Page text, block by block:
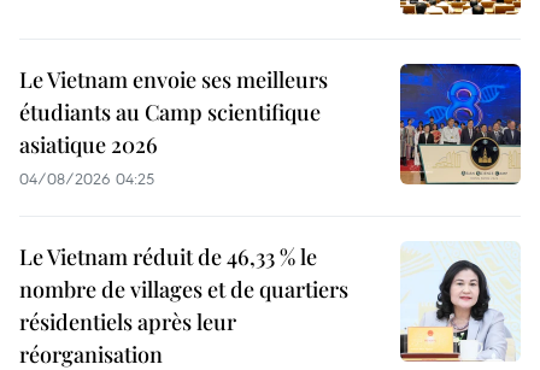
Le Vietnam envoie ses meilleurs
étudiants au Camp scientifique
asiatique 2026
04/08/2026 04:25
Le Vietnam réduit de 46,33 % le
nombre de villages et de quartiers
résidentiels après leur
réorganisation